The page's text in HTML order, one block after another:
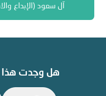
آل سعود (الإبداع
هل وجدت هذا